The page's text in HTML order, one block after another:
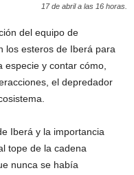
17 de abril a las 16 horas.
del equipo de
los esteros de Iberá para
especie y contar cómo,
el depredador
Iberá y la importancia
tope de la cadena
nunca se había